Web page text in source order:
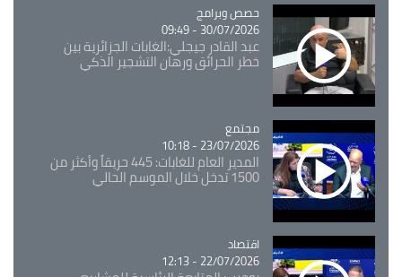
Catégorie
حصص وبرامج
30/07/2026 - 09:49
عبد القادر جيجلي:الغابات الجزائرية بين
خطر الحرائق ورهان التشجير الذكي
Catégorie
مجتمع
23/07/2026 - 10:18
المدير العام للغابات: 445 حريقاً وأكثر من
1500 تدخل خلال الموسم الحالي
Catégorie
اقتصاد
22/07/2026 - 12:13